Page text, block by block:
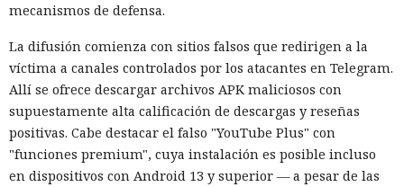
mecanismos de defensa.
La difusión comienza con sitios falsos que redirigen a la
víctima a canales controlados por los atacantes en Telegram.
Allí se ofrece descargar archivos APK maliciosos con
supuestamente alta calificación de descargas y reseñas
positivas. Cabe destacar el falso "YouTube Plus" con
"funciones premium", cuya instalación es posible incluso
en dispositivos con Android 13 y superior — a pesar de las